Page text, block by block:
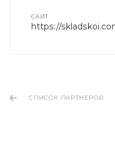
CАЙТ
https://
СПИСОК ПАРТНЕРОВ